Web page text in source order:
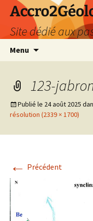
Site dédié aux
Menu
123-
Publié le 24 août 2025
résolution (2339 × 1700)
← Précédent